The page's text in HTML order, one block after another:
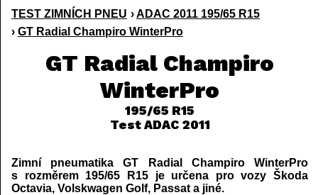
TEST ZIMNÍCH PNEU ›ADAC 2011 195/65 R15
› GT Radial Champiro WinterPro
GT Radial Champiro
WinterPro
195/65 R15
Test ADAC 2011
Zimní pneumatika GT Radial Champiro WinterPro
s rozměrem 195/65 R15 je určena pro vozy Škoda
Octavia, Volskwagen Golf, Passat a jiné.